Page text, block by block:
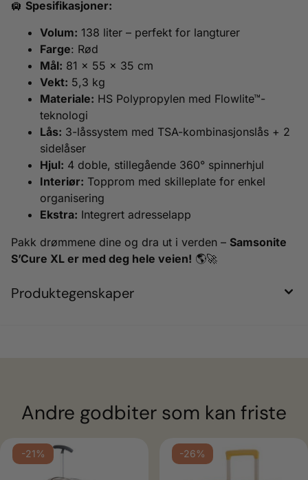
🛄 Spesifikasjoner:
Volum: 138 liter – perfekt for langturer
Farge: Rød
Mål: 81 x 55 x 35 cm
Vekt: 5,3 kg
Materiale: HS Polypropylen med Flowlite™-
teknologi
Lås: 3-låssystem med TSA-kombinasjonslås + 2
sidelåser
Hjul: 4 doble, stillegående 360° spinnerhjul
Interiør: Topprom med skilleplate for enkel
organisering
Ekstra: Integrert adresselapp
Pakk drømmene dine og dra ut i verden – Samsonite
S’Cure XL er med deg hele veien! 🌎🚀
Produktegenskaper
Andre godbiter som kan friste
-21% -26%